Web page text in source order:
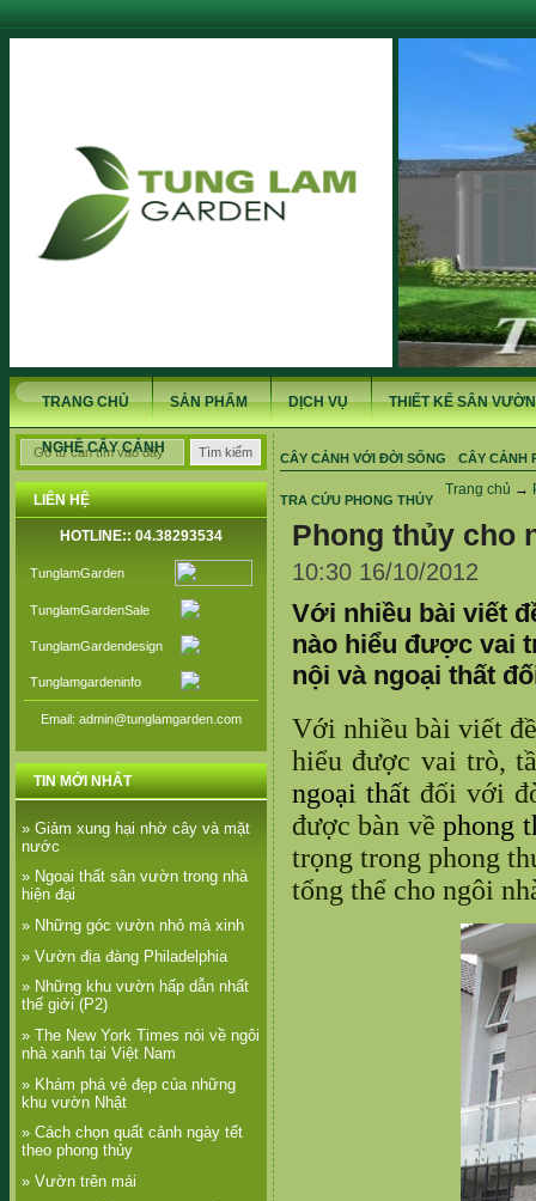
TRANG CHỦ SẢN PHẨM DỊCH VỤ THIẾT KẾ SÂN VƯỜN
NGHỀ CÂY CẢNH
LIÊN HỆ
HOTLINE:: 04.38293534
TunglamGarden
TunglamGardenSale
TunglamGardendesign
Tunglamgardeninfo
Email: admin@tunglamgarden.com
TIN MỚI NHẤT
» Giảm xung hại nhờ cây và mặt
nước
» Ngoại thất sân vườn trong nhà
hiện đại
» Những góc vườn nhỏ mà xinh
» Vườn địa đàng Philadelphia
» Những khu vườn hấp dẫn nhất
thế giới (P2)
» The New York Times nói về ngôi
nhà xanh tại Việt Nam
» Khám phá vẻ đẹp của những
khu vườn Nhật
» Cách chọn quất cảnh ngày tết
theo phong thủy
» Vườn trên mái
CÂY CẢNH VỚI ĐỜI SỐNG CÂY CẢNH
TRA CỨU PHONG THỦY
Trang chủ →
Phong thủy cho
10:30 16/10/2012
Với nhiều bài viết
nào hiểu được vai
nội và ngoại thất
Với nhiều bài viết
hiểu được vai trò,
ngoại thấtđối với
được bàn vềphong
trọng trong phong
tổng thể cho ngôi